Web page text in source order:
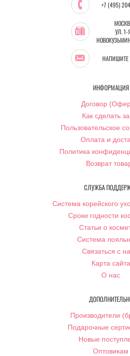
+7 (495)
УЛ. 1-
НАПИШИТЕ
ИНФОРМАЦИЯ
Договор
Как сделать
Пользовательское
Оплата и
Политика
Возврат
СЛУЖБА
Система корейского
Сроки годности
Статьи о
Система
Связаться с
Карта сайта
О нас
Производители
Подарочные
Новые
Оптовикам